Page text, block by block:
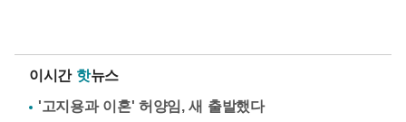
이시간 핫뉴스
'고지용과 이혼' 허양임, 새 출발했다